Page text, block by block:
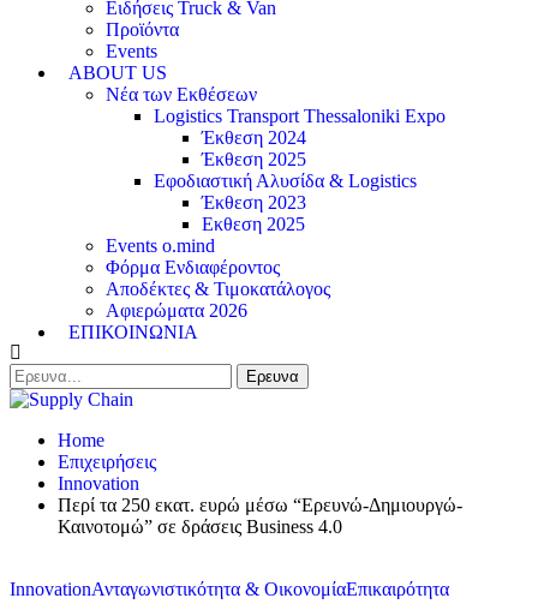
Ειδήσεις Truck & Van
Προϊόντα
Events
ABOUT US
Νέα των Εκθέσεων
Logistics Transport Thessaloniki Expo
Έκθεση 2024
Έκθεση 2025
Εφοδιαστική Αλυσίδα & Logistics
Έκθεση 2023
Εκθεση 2025
Events o.mind
Φόρμα Ενδιαφέροντος
Αποδέκτες & Τιμοκατάλογος
Αφιερώματα 2026
ΕΠΙΚΟΙΝΩΝΙΑ
Home
Επιχειρήσεις
Innovation
Περί τα 250 εκατ. ευρώ μέσω “Ερευνώ-Δημιουργώ-
Καινοτομώ” σε δράσεις Business 4.0
InnovationΑνταγωνιστικότητα & ΟικονομίαΕπικαιρότητα